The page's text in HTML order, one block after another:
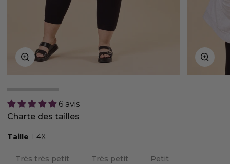
Zoom
6 avis
Charte des tailles
Taille 4X
Très très petit Très petit Petit